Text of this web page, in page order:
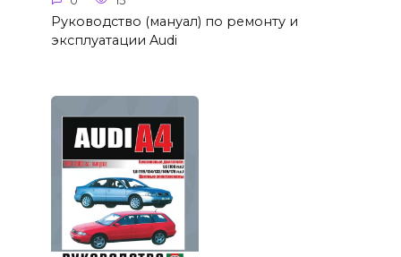
Руководство (мануал) по ремонту и
эксплуатации Audi